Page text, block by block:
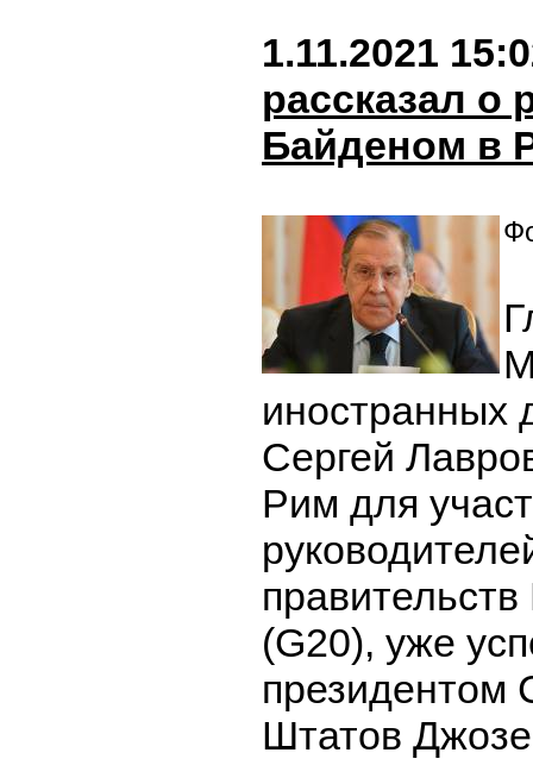
1.11.2021
рассказал о
Байденом в
иностранных
Сергей
Рим для
(G20), уже
президентом
Штатов